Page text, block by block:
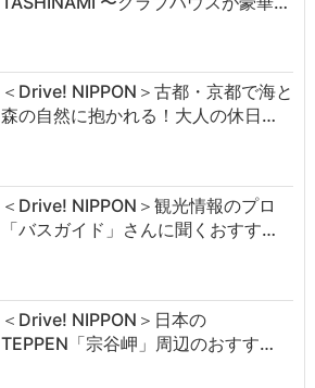
＜Drive! NIPPON＞古都・京都で海と
森の自然に抱かれる！大人の休日…
＜Drive! NIPPON＞観光情報のプロ
「バスガイド」さんに聞くおすす…
＜Drive! NIPPON＞日本の
TEPPEN「宗谷岬」周辺のおすす…